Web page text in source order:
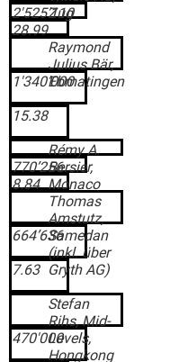
Zug
2'525’110
28.99
Raymond
Julius Bär,
Ebmatingen
1'340’000
15.38
Rémy A.
Bersier,
Monaco
770’256
8.84
Thomas
Amstutz,
Samedan
(inkl. über
Gryth AG)
664’636
7.63
Stefan
Rihs, Mid-
Levels,
Hongkong
470'000